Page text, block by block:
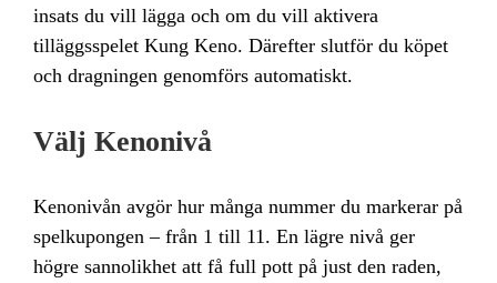
insats du vill lägga och om du vill aktivera
tilläggsspelet Kung Keno. Därefter slutför du köpet
och dragningen genomförs automatiskt.
Välj Kenonivå
Kenonivån avgör hur många nummer du markerar på
spelkupongen – från 1 till 11. En lägre nivå ger
högre sannolikhet att få full pott på just den raden,